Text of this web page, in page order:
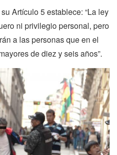
Artículo 5 establece: “La ley
ni privilegio personal, pero
a las personas que en el
de diez y seis años”.